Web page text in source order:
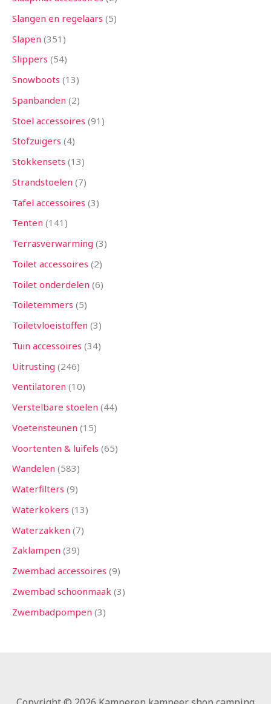
Slangen en regelaars 5
Slapen 351
Slippers 54
Snowboots 13
Spanbanden 2
Stoel accessoires 91
Stofzuigers 4
Stokkensets 13
Strandstoelen 7
Tafel accessoires 3
Tenten 141
Terrasverwarming 3
Toilet accessoires 2
Toilet onderdelen 6
Toiletemmers 5
Toiletvloeistoffen 3
Tuin accessoires 34
Uitrusting 246
Ventilatoren 10
Verstelbare stoelen 44
Voetensteunen 15
Voortenten & luifels 65
Wandelen 583
Waterfilters 9
Waterkokers 13
Waterzakken 7
Zaklampen 39
Zwembad accessoires 9
Zwembad schoonmaak 3
Zwembadpompen 3